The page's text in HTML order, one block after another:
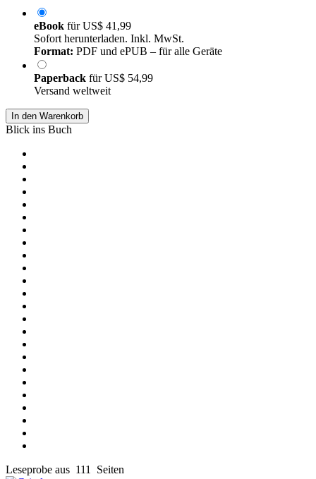
eBook fürUS$ 41,99
Sofort herunterladen. Inkl. MwSt.
Format: PDF und ePUB – für alle Geräte
Paperback fürUS$ 54,99
Versand weltweit
In den Warenkorb
Blick ins Buch
Leseprobe aus 111 Seiten